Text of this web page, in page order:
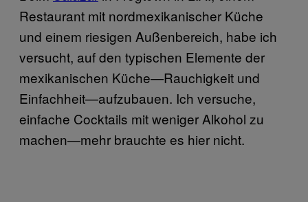
Restaurant mit nordmexikanischer Küche
und einem riesigen Außenbereich, habe ich
versucht, auf den typischen Elemente der
mexikanischen Küche—Rauchigkeit und
Einfachheit—aufzubauen. Ich versuche,
einfache Cocktails mit weniger Alkohol zu
machen—mehr brauchte es hier nicht.